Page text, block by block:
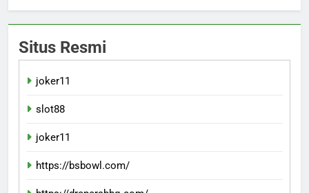
Situs Resmi
joker11
slot88
joker11
https://bsbowl.com/